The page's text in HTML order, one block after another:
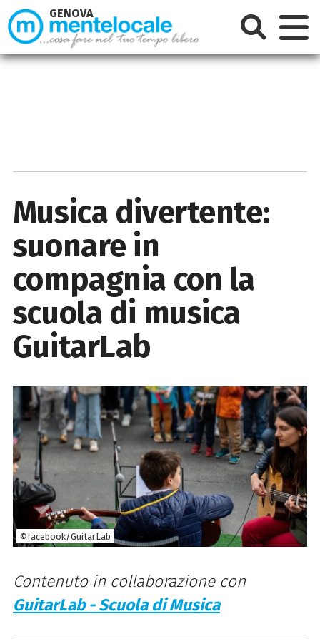
Musica divertente:
suonare in
compagnia con la
scuola di musica
GuitarLab
©facebook/GuitarLab
Contenuto in collaborazione con
GuitarLab - Scuola di Musica
GENOVA